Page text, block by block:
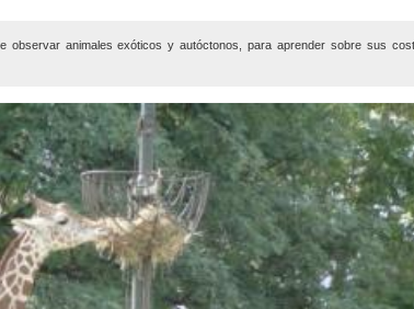
animales exóticos y autóctonos, para aprender sobre sus